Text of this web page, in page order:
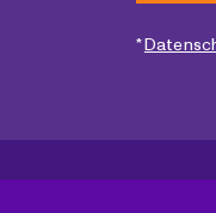
*